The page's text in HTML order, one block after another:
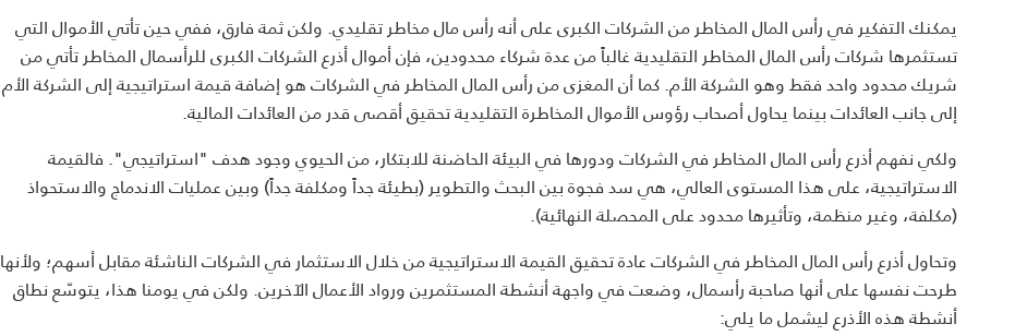
يمكنك التفكير في رأس المال المخاطر من الشركات الكبرى على أنه رأس مال مخاطر تقليدي. ولكن ثمة فارق، ففي حين تأتي الأموال التي
تستثمرها شركات رأس المال المخاطر التقليدية غالباً من عدة شركاء محدودين، فإن أموال أذرع الشركات الكبرى للرأسمال المخاطر تأتي من
شريك محدود واحد فقط وهو الشركة الأم. كما أن المغزى من رأس المال المخاطر في الشركات هو إضافة قيمة استراتيجية إلى الشركة الأم
إلى جانب العائدات بينما يحاول أصحاب رؤوس الأموال المخاطرة التقليدية تحقيق أقصى قدر من العائدات المالية.
ولكي نفهم أذرع رأس المال المخاطر في الشركات ودورها في البيئة الحاضنة للابتكار، من الحيوي وجود هدف "استراتيجي". فالقيمة
الاستراتيجية، على هذا المستوى العالي، هي سد فجوة بين البحث والتطوير (بطيئة جداً ومكلفة جداً) وبين عمليات الاندماج والاستحواذ
(مكلفة، وغير منظمة، وتأثيرها محدود على المحصلة النهائية).
وتحاول أذرع رأس المال المخاطر في الشركات عادة تحقيق القيمة الاستراتيجية من خلال الاستثمار في الشركات الناشئة مقابل أسهم؛ ولأنها
طرحت نفسها على أنها صاحبة رأسمال، وضعت في واجهة أنشطة المستثمرين ورواد الأعمال الآخرين. ولكن في يومنا هذا، يتوسّع نطاق
أنشطة هذه الأذرع ليشمل ما يلي: